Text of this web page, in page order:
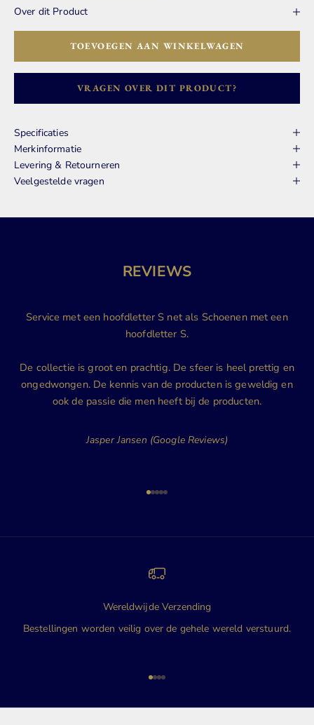
Over dit Product
TOEVOEGEN AAN WINKELWAGEN
VRAGEN OVER DIT PRODUCT?
Specificaties
Merkinformatie
Levering & Retourneren
Veelgestelde vragen
REVIEWS
Service met een hoofdletter S net als Schoenen met een
hoofdletter S.
De collectie is groot en prachtig. De sfeer is heel prettig en
ongedwongen. De kennis van de producten is geweldig en
ook de passie die men heeft bij de producten.
Jasper Jansen (Google Reviews)
Naar artikel 1
Naar artikel 2
Naar artikel 3
Naar artikel 4
Naar artikel 5
Wereldwijde Verzending
Bestellingen worden veilig over de gehele wereld verstuurd.
Naar artikel 1
Naar artikel 2
Naar artikel 3
Naar artikel 4